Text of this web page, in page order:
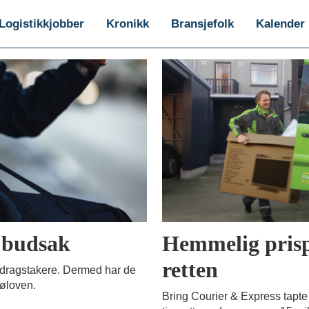
Kronikk Bransjefolk Kalender
Dermed har de
Hemmelig
retten
Bring Courier & Express